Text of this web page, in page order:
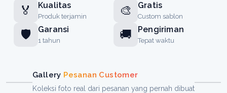
🏅 Kualitas
Produk terjamin 🎨 Gratis
Custom sablon
🛡️ Garansi
1 tahun 🚚 Pengiriman
Tepat waktu
Gallery Pesanan Customer
Koleksi foto real dari pesanan yang pernah dibuat